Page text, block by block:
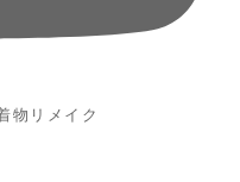
物リメイク